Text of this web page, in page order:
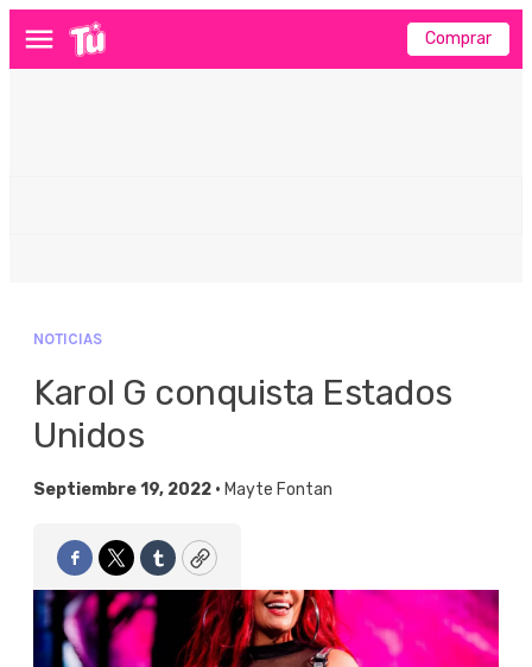
Menú Comprar
NOTICIAS
Karol G conquista Estados
Unidos
Septiembre 19, 2022 • Mayte Fontan
Facebook
TwitterTumblrCopy